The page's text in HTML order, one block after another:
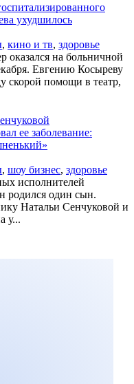
ухудшилось
, кино и тв, здоровье
оказался на больничной
Евгению Косыреву
скорой помощи в театр,
ее заболевание:
, шоу бизнес, здоровье
исполнителей
родился один сын.
Натальи Сенчуковой и
у...